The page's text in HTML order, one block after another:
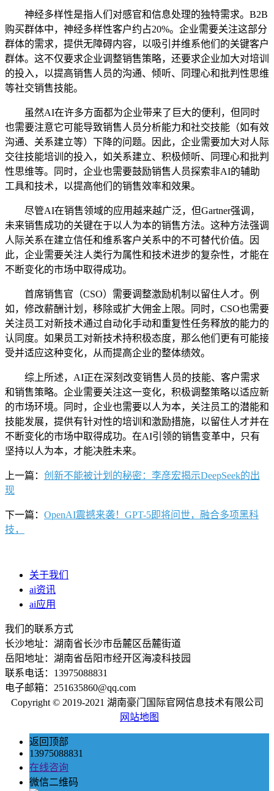
神经多样性是指人们对感官和信息处理的独特需求。B2B
购买群体中，神经多样性客户约占20%。企业需要关注这部分
群体的需求，提供无障碍内容，以吸引并维系他们的关键客户
群体。这不仅要求企业调整销售策略，还要求企业加大对培训
的投入，以提高销售人员的沟通、倾听、同理心和批判性思维
等社交销售技能。
虽然AI在许多方面都为企业带来了巨大的便利，但同时
也需要注意它可能导致销售人员分析能力和社交技能（如有效
沟通、关系建立等）下降的问题。因此，企业需要加大对人际
交往技能培训的投入，如关系建立、积极倾听、同理心和批判
性思维等。同时，企业也需要鼓励销售人员探索非AI的辅助
工具和技术，以提高他们的销售效率和效果。
尽管AI在销售领域的应用越来越广泛，但Gartner强调，
未来销售成功的关键在于以人为本的销售方法。这种方法强调
人际关系在建立信任和维系客户关系中的不可替代价值。因
此，企业需要关注人类行为属性和技术进步的复杂性，才能在
不断变化的市场中取得成功。
首席销售官（CSO）需要调整激励机制以留住人才。例
如，修改薪酬计划，移除或扩大佣金上限。同时，CSO也需要
关注员工对新技术通过自动化手动和重复性任务释放的能力的
认同度。如果员工对新技术持积极态度，那么他们更有可能接
受并适应这种变化，从而提高企业的整体绩效。
综上所述，AI正在深刻改变销售人员的技能、客户需求
和销售策略。企业需要关注这一变化，积极调整策略以适应新
的市场环境。同时，企业也需要以人为本，关注员工的潜能和
技能发展，提供有针对性的培训和激励措施，以留住人才并在
不断变化的市场中取得成功。在AI引领的销售变革中，只有
坚持以人为本，才能决胜未来。
上一篇： 创新不能被计划的秘密：李彦宏揭示DeepSeek的出
现
下一篇： OpenAI震撼来袭！GPT-5即将问世，融合多项黑科
技，
关于我们
ai资讯
ai应用
我们的联系方式
长沙地址：湖南省长沙市岳麓区岳麓街道
岳阳地址：湖南省岳阳市经开区海凌科技园
联系电话：13975088831
电子邮箱：251635860@qq.com
Copyright © 2019-2021 湖南豪门国际官网信息技术有限公司
网站地图
返回顶部
13975088831
在线咨询
微信二维码